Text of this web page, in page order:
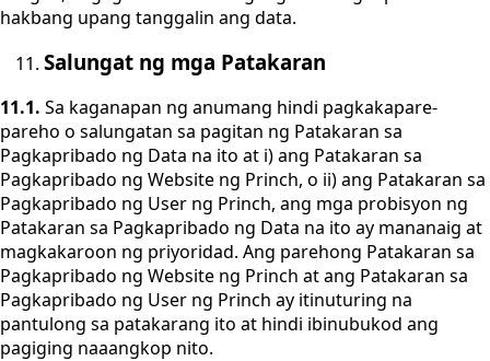
hakbang upang tanggalin ang data.
Salungat ng mga Patakaran
11.1. Sa kaganapan ng anumang hindi pagkakapare-
pareho o salungatan sa pagitan ng Patakaran sa
Pagkapribado ng Data na ito at i) ang Patakaran sa
Pagkapribado ng Website ng Princh, o ii) ang Patakaran sa
Pagkapribado ng User ng Princh, ang mga probisyon ng
Patakaran sa Pagkapribado ng Data na ito ay mananaig at
magkakaroon ng priyoridad. Ang parehong Patakaran sa
Pagkapribado ng Website ng Princh at ang Patakaran sa
Pagkapribado ng User ng Princh ay itinuturing na
pantulong sa patakarang ito at hindi ibinubukod ang
pagiging naaangkop nito.